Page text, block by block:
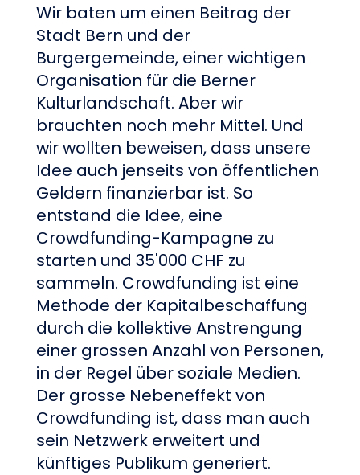
Wir baten um einen Beitrag der
Stadt Bern und der
Burgergemeinde, einer wichtigen
Organisation für die Berner
Kulturlandschaft. Aber wir
brauchten noch mehr Mittel. Und
wir wollten beweisen, dass unsere
Idee auch jenseits von öffentlichen
Geldern finanzierbar ist. So
entstand die Idee, eine
Crowdfunding-Kampagne zu
starten und 35'000 CHF zu
sammeln. Crowdfunding ist eine
Methode der Kapitalbeschaffung
durch die kollektive Anstrengung
einer grossen Anzahl von Personen,
in der Regel über soziale Medien.
Der grosse Nebeneffekt von
Crowdfunding ist, dass man auch
sein Netzwerk erweitert und
künftiges Publikum generiert.